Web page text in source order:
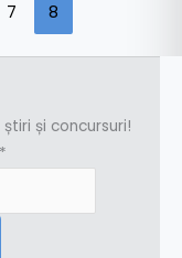
7 8
și concursuri!
*